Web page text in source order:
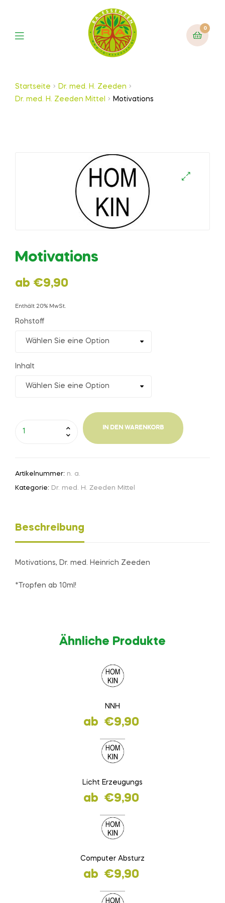
0
Startseite
Dr. med. H. Zeeden
Dr. med. H. Zeeden Mittel
Motivations
Motivations
ab €9,90
Enthält 20% MwSt.
Rohstoff
Inhalt
IN DEN WARENKORB
Artikelnummer: n. a.
Kategorie: Dr. med. H. Zeeden Mittel
Beschreibung
Motivations, Dr. med. Heinrich Zeeden
*Tropfen ab 10ml!
Ähnliche Produkte
NNH
ab €9,90
Licht Erzeugungs
ab €9,90
Computer Absturz
ab €9,90